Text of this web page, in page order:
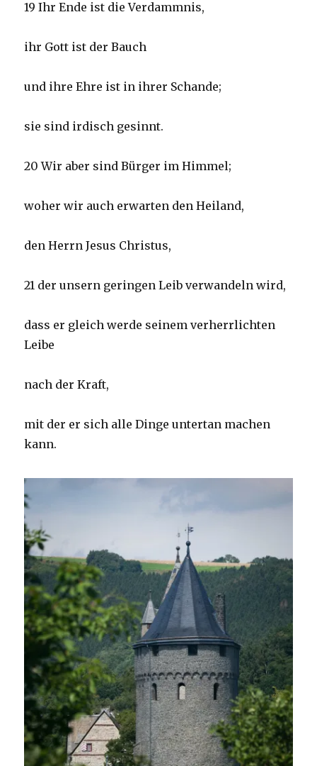
19 Ihr Ende ist die Verdammnis,
ihr Gott ist der Bauch
und ihre Ehre ist in ihrer Schande;
sie sind irdisch gesinnt.
20 Wir aber sind Bürger im Himmel;
woher wir auch erwarten den Heiland,
den Herrn Jesus Christus,
21 der unsern geringen Leib verwandeln wird,
dass er gleich werde seinem verherrlichten
Leibe
nach der Kraft,
mit der er sich alle Dinge untertan machen
kann.